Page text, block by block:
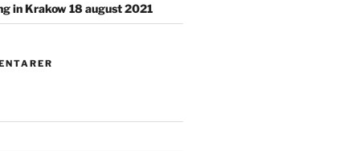
in Krakow 18 august 2021